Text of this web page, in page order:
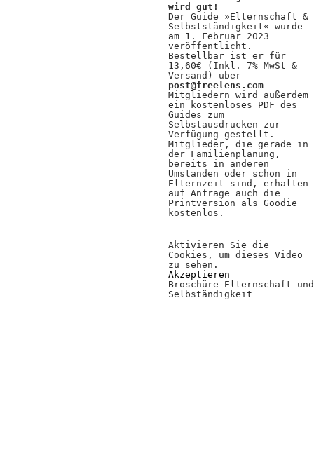
wird gut!
Der Guide »Elternschaft &
Selbstständigkeit« wurde
am 1. Februar 2023
veröffentlicht.
Bestellbar ist er für
13,60€ (Inkl. 7% MwSt &
Versand) über
post@freelens.com
Mitgliedern wird außerdem
ein kostenloses PDF des
Guides zum
Selbstausdrucken zur
Verfügung gestellt.
Mitglieder, die gerade in
der Familienplanung,
bereits in anderen
Umständen oder schon in
Elternzeit sind, erhalten
auf Anfrage auch die
Printversion als Goodie
kostenlos.
Aktivieren Sie die
Cookies, um dieses Video
zu sehen.
Akzeptieren
Broschüre Elternschaft und
Selbständigkeit